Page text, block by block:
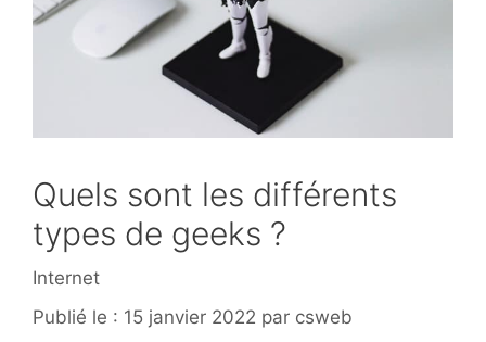
Quels sont les différents
types de geeks ?
Catégories
Internet
15 janvier 2022 par csweb